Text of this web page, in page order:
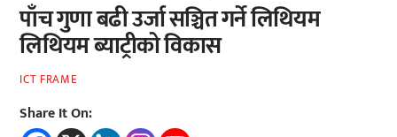
पाँच गुणा बढी उर्जा सञ्चित गर्ने लिथियम
लिथियम ब्याट्रीको विकास
ICT FRAME
Share It On: